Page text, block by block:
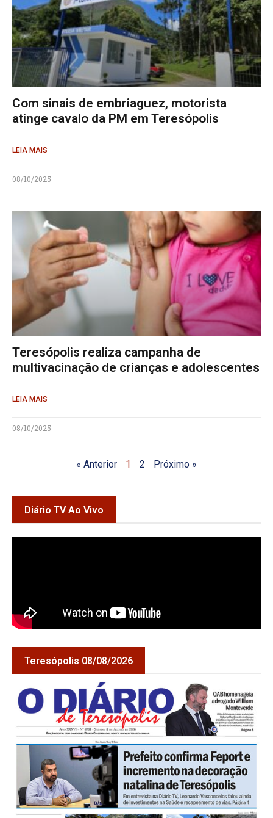
Com sinais de embriaguez, motorista
atinge cavalo da PM em Teresópolis
LEIA MAIS
08/10/2025
Teresópolis realiza campanha de
multivacinação de crianças e adolescentes
LEIA MAIS
08/10/2025
« Anterior 1 2 Próximo »
Diário TV Ao Vivo
Teresópolis 08/08/2026